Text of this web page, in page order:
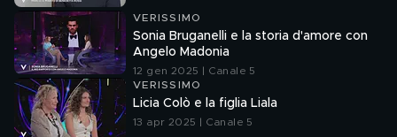
VERISSIMO
Sonia Bruganelli e la storia d'amore con
Angelo Madonia
12 gen 2025 | Canale 5
VERISSIMO
Licia Colò e la figlia Liala
13 apr 2025 | Canale 5